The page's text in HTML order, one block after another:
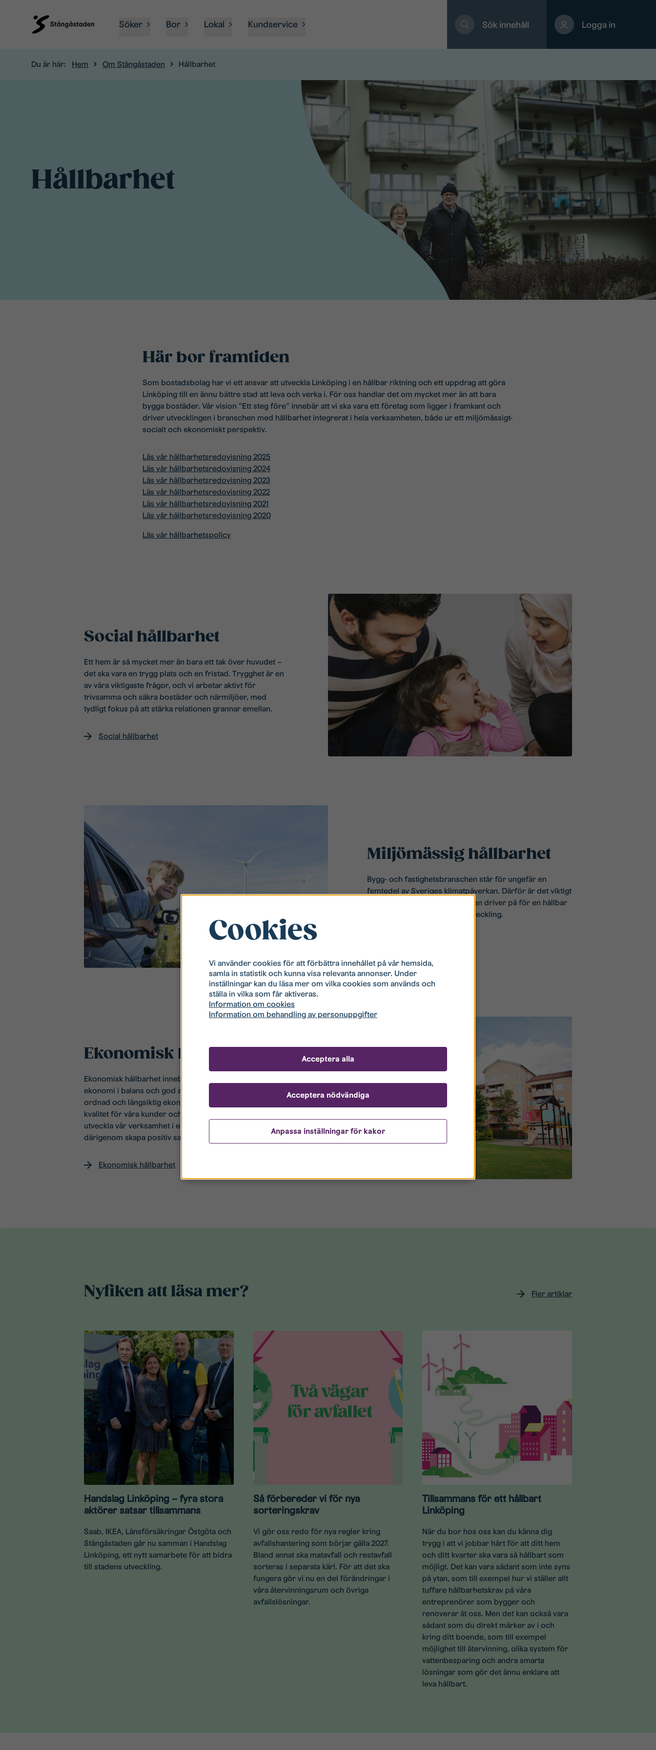
Söker Bor Lokal Kundservice Sök innehåll Logga in
Du är här: Hem Om Stångåstaden Hållbarhet
Hållbarhet
Här bor framtiden
Som bostadsbolag har vi ett ansvar att utveckla Linköping i en hållbar riktning och ett uppdrag att göra
Linköping till en ännu bättre stad att leva och verka i. För oss handlar det om mycket mer än att bara
bygga bostäder. Vår vision ”Ett steg före” innebär att vi ska vara ett företag som ligger i framkant och
driver utvecklingen i branschen med hållbarhet integrerat i hela verksamheten, både ur ett miljömässigt-
socialt och ekonomiskt perspektiv.
Läs vår hållbarhetsredovisning 2025
Läs vår hållbarhetsredovisning 2024
Läs vår hållbarhetsredovisning 2023
Läs vår hållbarhetsredovisning 2022
Läs vår hållbarhetsredovisning 2021
Läs vår hållbarhetsredovisning 2020
Läs vår hållbarhetspolicy
Social hållbarhet
Ett hem är så mycket mer än bara ett tak över huvudet –
det ska vara en trygg plats och en fristad. Trygghet är en
av våra viktigaste frågor, och vi arbetar aktivt för
trivsamma och säkra bostäder och närmiljöer, med
tydligt fokus på att stärka relationen grannar emellan.
Social hållbarhet
Miljömässig hållbarhet
Bygg- och fastighetsbranschen står för ungefär en
femtedel av Sveriges klimatpåverkan. Därför är det viktigt
att vi som stor aktör i branschen driver på för en hållbar
samhällsbyggnad och stadsutveckling.
Ekonomisk hållbarhet
Ekonomisk hållbarhet innebär sunda finanser, en
ekonomi i balans och god affärsmässighet. Med en
ordnad och långsiktig ekonomi kan vi säkerställa hög
kvalitet för våra kunder och även lägga resurser på att
utveckla vår verksamhet i en hållbar riktning och
därigenom skapa positiv samhällsnytta.
Ekonomisk hållbarhet
Nyfiken att läsa mer? Fler artiklar
Handslag Linköping – fyra stora
aktörer satsar tillsammans
Saab, IKEA, Länsförsäkringar Östgöta och
Stångåstaden går nu samman i Handslag
Linköping, ett nytt samarbete för att bidra
till stadens utveckling.
Så förbereder vi för nya
sorteringskrav
Vi gör oss redo för nya regler kring
avfallshantering som börjar gälla 2027.
Bland annat ska matavfall och restavfall
sorteras i separata kärl. För att det ska
fungera gör vi nu en del förändringar i
våra återvinningsrum och övriga
avfallslösningar.
Tillsammans för ett hållbart
Linköping
När du bor hos oss kan du känna dig
trygg i att vi jobbar hårt för att ditt hem
och ditt kvarter ska vara så hållbart som
möjligt. Det kan vara sådant som inte syns
på ytan, som till exempel hur vi ställer allt
tuffare hållbarhetskrav på våra
entreprenörer som bygger och
renoverar åt oss. Men det kan också vara
sådant som du direkt märker av i och
kring ditt boende, som till exempel
möjlighet till återvinning, olika system för
vattenbesparing och andra smarta
lösningar som gör det ännu enklare att
leva hållbart.
Cookies
Vi använder cookies för att förbättra innehållet på vår hemsida,
samla in statistik och kunna visa relevanta annonser. Under
inställningar kan du läsa mer om vilka cookies som används och
ställa in vilka som får aktiveras.
Information om cookies
Information om behandling av personuppgifter
Anpassa inställningar för kakor
Acceptera nödvändiga
Acceptera alla